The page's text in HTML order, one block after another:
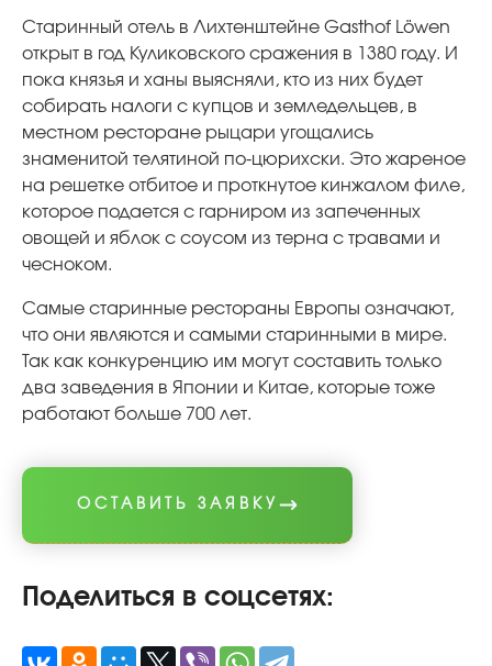
Старинный отель в Лихтенштейне Gasthof Löwen
открыт в год Куликовского сражения в 1380 году. И
пока князья и ханы выясняли, кто из них будет
собирать налоги с купцов и земледельцев, в
местном ресторане рыцари угощались
знаменитой телятиной по-цюрихски. Это жареное
на решетке отбитое и проткнутое кинжалом филе,
которое подается с гарниром из запеченных
овощей и яблок с соусом из терна с травами и
чесноком.
Самые старинные рестораны Европы означают,
что они являются и самыми старинными в мире.
Так как конкуренцию им могут составить только
два заведения в Японии и Китае, которые тоже
работают больше 700 лет.
ОСТАВИТЬ ЗАЯВКУ
Поделиться в соцсетях: